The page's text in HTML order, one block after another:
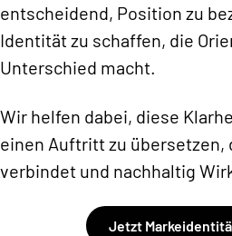
entscheidend, Position zu
Identität zu schaffen, die
Unterschied macht.
Wir helfen dabei, diese
einen Auftritt zu übersetzen,
verbindet und nachhaltig
Jetzt